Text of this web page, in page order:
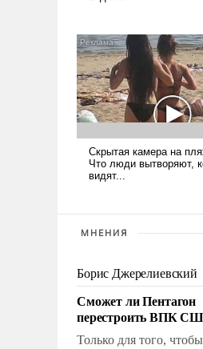
МНЕНИЯ
Борис Джерелиевский
Сможет ли Пентагон
перестроить ВПК
Только для того, чтобы